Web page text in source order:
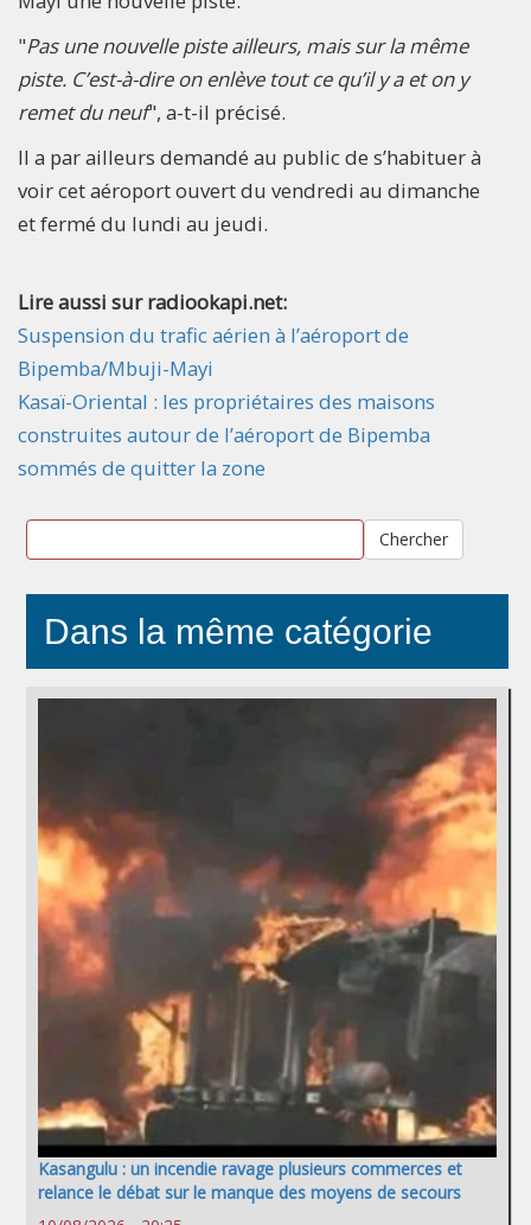
"Pas une nouvelle piste ailleurs, mais sur la même
piste. C’est-à-dire on enlève tout ce qu’il y a et on y
remet du neuf", a-t-il précisé.
Il a par ailleurs demandé au public de s’habituer à
voir cet aéroport ouvert du vendredi au dimanche
et fermé du lundi au jeudi.
Lire aussi sur radiookapi.net:
Suspension du trafic aérien à l’aéroport de
Bipemba/Mbuji-Mayi
Kasaï-Oriental : les propriétaires des maisons
construites autour de l’aéroport de Bipemba
sommés de quitter la zone
Chercher
Dans la même catégorie
Kasangulu : un incendie ravage plusieurs commerces et
relance le débat sur le manque des moyens de secours